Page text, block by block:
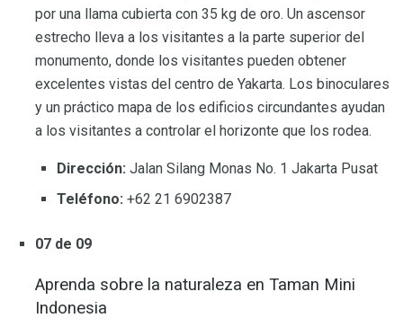
por una llama cubierta con 35 kg de oro. Un ascensor
estrecho lleva a los visitantes a la parte superior del
monumento, donde los visitantes pueden obtener
excelentes vistas del centro de Yakarta. Los binoculares
y un práctico mapa de los edificios circundantes ayudan
a los visitantes a controlar el horizonte que los rodea.
Dirección: Jalan Silang Monas No. 1 Jakarta Pusat
Teléfono: +62 21 6902387
07 de 09
Aprenda sobre la naturaleza en Taman Mini
Indonesia